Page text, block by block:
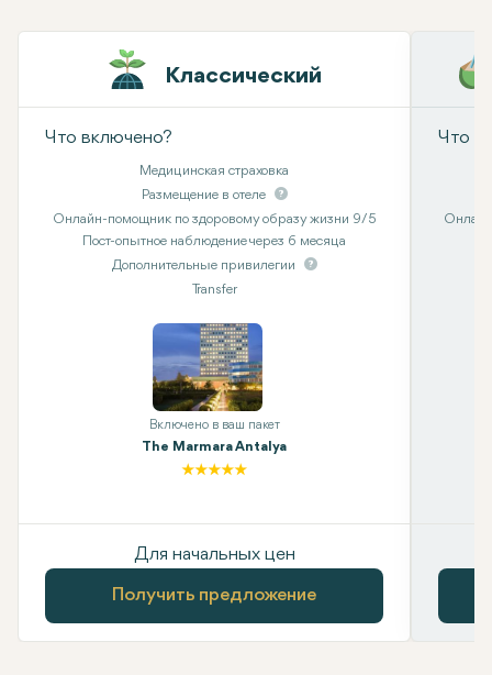
Классический
Что включено?
Медицинская страховка
Размещение в отеле
Онлайн-помощник по здоровому образу жизни 9/5
Пост-опытное наблюдение через 6 месяца
Дополнительные привилегии
Transfer
Включено в ваш пакет
The Marmara Antalya
Для начальных цен
Получить предложение
Что